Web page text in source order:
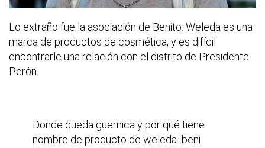
Lo extraño fue la asociación de Benito: Weleda es una
marca de productos de cosmética, y es difícil
encontrarle una relación con el distrito de Presidente
Perón.
Donde queda guernica y por qué tiene
nombre de producto de weleda  beni